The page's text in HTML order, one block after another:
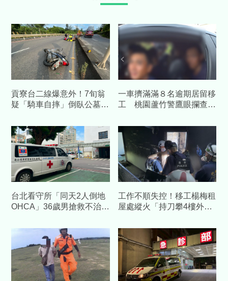
貢寮台二線爆意外！7旬翁
疑「騎車自摔」倒臥公墓
一車擠滿滿８名逾期居留移
工 桃園蘆竹警鷹眼攔查車
台北看守所「同天2人倒地
OHCA」36歲男搶救不治
工作不順失控！移工楊梅租
屋處縱火「持刀攀4樓外